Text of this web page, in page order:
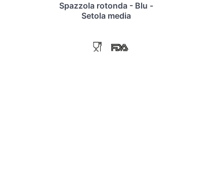
Spazzola rotonda - Blu -
Setola media